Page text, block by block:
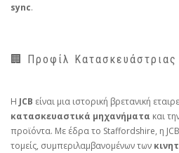
sync.
🏢 Προφίλ Κατασκευάστριας
Η JCB είναι μια ιστορική βρετανική
κατασκευαστικά μηχανήματα και
προϊόντα. Με έδρα το Staffordshire, η
τομείς, συμπεριλαμβανομένων των